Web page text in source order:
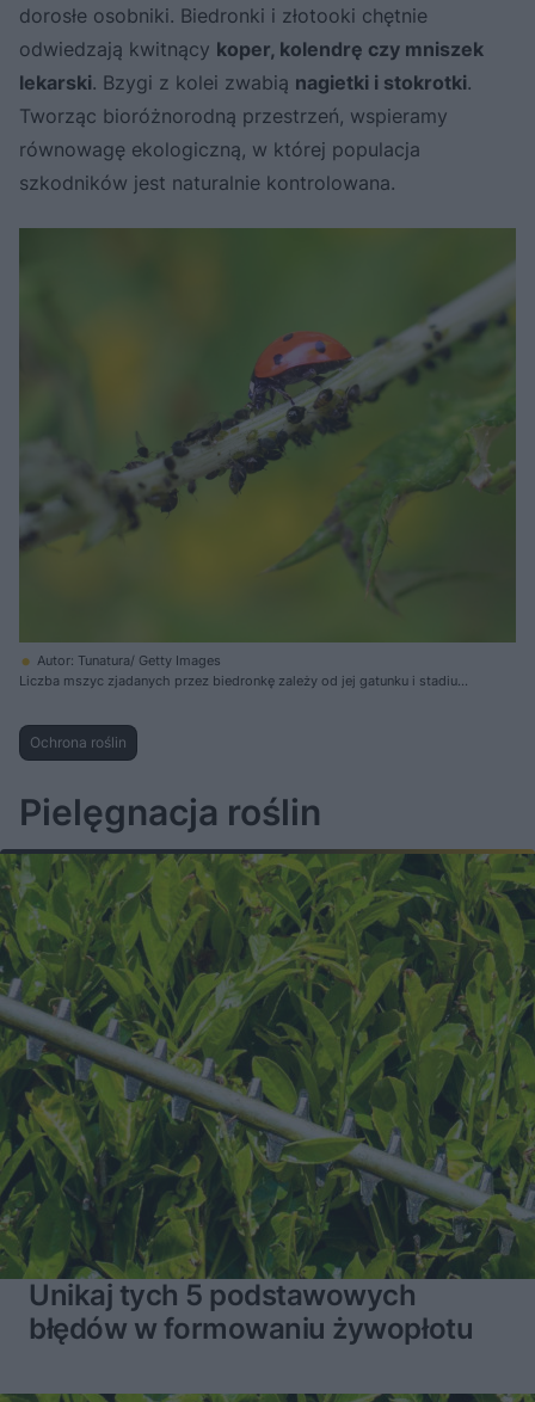
dorosłe osobniki. Biedronki i złotooki chętnie
odwiedzają kwitnący koper, kolendrę czy mniszek
lekarski. Bzygi z kolei zwabią nagietki i stokrotki.
Tworząc bioróżnorodną przestrzeń, wspieramy
równowagę ekologiczną, w której populacja
szkodników jest naturalnie kontrolowana.
Autor: Tunatura/ Getty Images
Liczba mszyc zjadanych przez biedronkę zależy od jej gatunku i stadium
Ochrona roślin
Pielęgnacja roślin
Unikaj tych 5 podstawowych
błędów w formowaniu żywopłotu